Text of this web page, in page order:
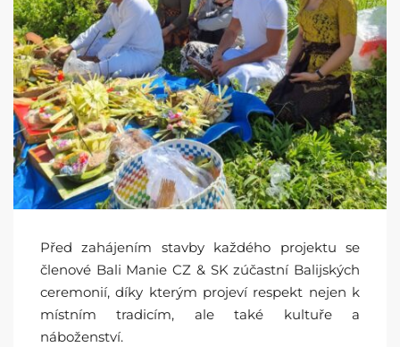
Před zahájením stavby každého projektu se
členové Bali Manie CZ & SK zúčastní Balijských
ceremonií, díky kterým projeví respekt nejen k
místním tradicím, ale také kultuře a
náboženství.